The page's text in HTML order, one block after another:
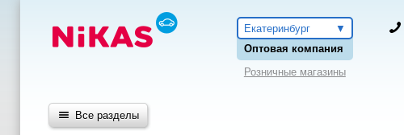
Екатеринбург
Оптовая компания
Розничные магазины
Все разделы